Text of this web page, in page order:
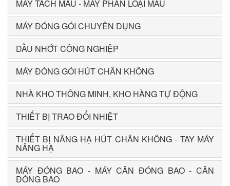
MÁY TÁCH MÀU - MÁY PHÂN LOẠI MÀU
MÁY ĐÓNG GÓI CHUYÊN DỤNG
DẦU NHỚT CÔNG NGHIỆP
MÁY ĐÓNG GÓI HÚT CHÂN KHÔNG
NHÀ KHO THÔNG MINH, KHO HÀNG TỰ ĐỘNG
THIẾT BỊ TRAO ĐỔI NHIỆT
THIẾT BỊ NÂNG HẠ HÚT CHÂN KHÔNG - TAY MÁY
NÂNG HẠ
MÁY ĐÓNG BAO - MÁY CÂN ĐÓNG BAO - CÂN
ĐÓNG BAO